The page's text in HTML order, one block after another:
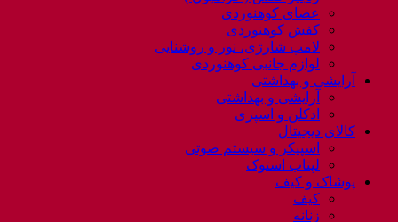
عصای کوهنوردی
کفش کوهنوردی
لامپ شارژی، نور و روشنایی
لوازم جانبی کوهنوردی
آرایشی و بهداشتی
آرایشی و بهداشتی
ادکلن و اسپری
کالای دیجیتال
اسپیکر و سیستم صوتی
لپتاب استوک
پوشاک و کیف
کیف
زنانه